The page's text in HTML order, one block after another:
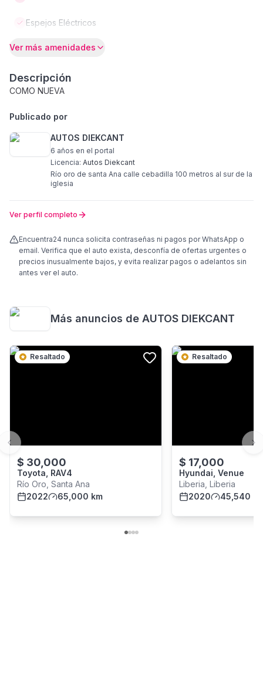
Espejos Eléctricos
Ver más amenidades
Descripción
COMO NUEVA
Publicado por
AUTOS DIEKCANT
6 años en el portal
Licencia: Autos Diekcant
Río oro de santa Ana calle cebadilla 100 metros al sur de la
iglesia
Ver perfil completo
Encuentra24 nunca solicita contraseñas ni pagos por WhatsApp o
email. Verifica que el auto exista, desconfía de ofertas urgentes o
precios inusualmente bajos, y evita realizar pagos o adelantos sin
antes ver el auto.
Más anuncios de AUTOS DIEKCANT
Resaltado
$ 30,000
Toyota, RAV4
Río Oro, Santa Ana
2022
65,000 km
Resaltado
$ 17,000
Hyundai, Venue
Liberia, Liberia
2020
45,540
Previous slide